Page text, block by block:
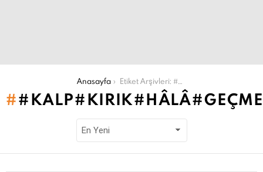
Anasayfa Etiket Arşivleri: #kalp#kırık#hâlâ#geçmeyen#yara#iz#iyileştirmek#tekrar#sevmek#imtihan#zorluk#yaşamak